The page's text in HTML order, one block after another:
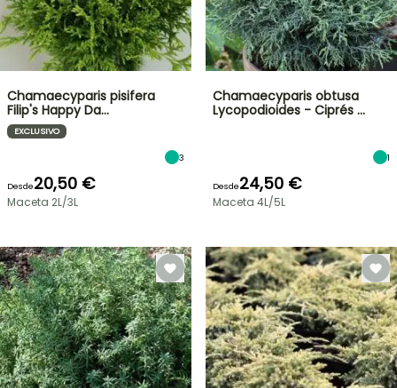
Chamaecyparis pisifera
Filip's Happy Da…
EXCLUSIVO
3
Desde20,50 €
Maceta 2L/3L
Chamaecyparis obtusa
Lycopodioides - Ciprés …
1
Desde24,50 €
Maceta 4L/5L